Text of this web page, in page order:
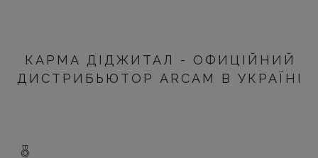
ПІДСИЛЮВАЧІ
ПРОГРАВАЧІ ТА СТРИМЕРИ
КАРМА ДІДЖИТАЛ - ОФИЦІЙНИЙ
ДИСТРИБЬЮТОР ARCAM В УКРАЇНІ